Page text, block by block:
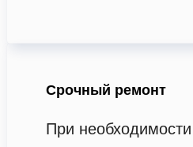
Срочный ремонт
При